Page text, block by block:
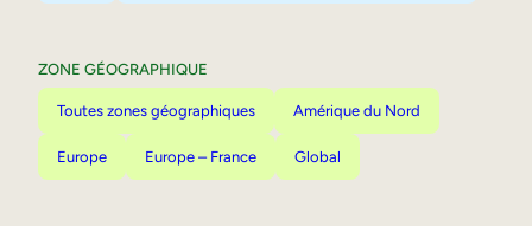
ZONE GÉOGRAPHIQUE
Toutes zones géographiques Amérique du Nord
Europe Europe – France Global